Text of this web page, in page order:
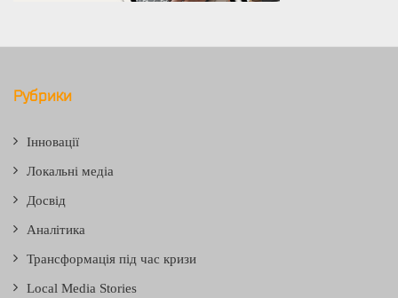
Рубрики
Інновації
Локальні медіа
Досвід
Аналітика
Трансформація під час кризи
Local Media Stories